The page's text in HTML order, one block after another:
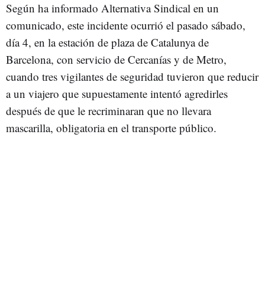
Según ha informado Alternativa Sindical en un
comunicado, este incidente ocurrió el pasado sábado,
día 4, en la estación de plaza de Catalunya de
Barcelona, con servicio de Cercanías y de Metro,
cuando tres vigilantes de seguridad tuvieron que reducir
a un viajero que supuestamente intentó agredirles
después de que le recriminaran que no llevara
mascarilla, obligatoria en el transporte público.